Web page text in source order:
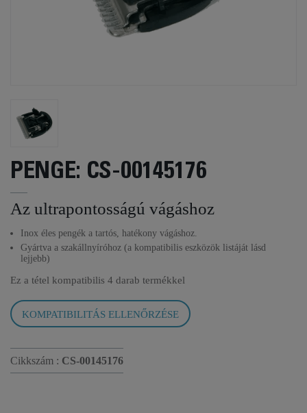
PENGE: CS-00145176
Az ultrapontosságú vágáshoz
Inox éles pengék a tartós, hatékony vágáshoz.
Gyártva a szakállnyíróhoz (a kompatibilis eszközök listáját lásd
lejjebb)
Ez a tétel kompatibilis 4 darab termékkel
KOMPATIBILITÁS ELLENŐRZÉSE
Cikkszám : CS-00145176